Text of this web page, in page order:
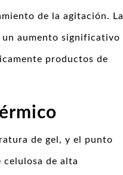
de la agitación. La
aumento significativo
productos de
de gel, y el punto
celulosa de alta